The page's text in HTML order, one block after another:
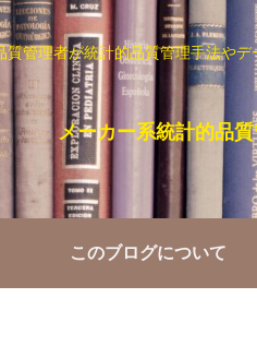
質管理者が統計的品質管理手法や
メーカー系統計的品
このブログについて